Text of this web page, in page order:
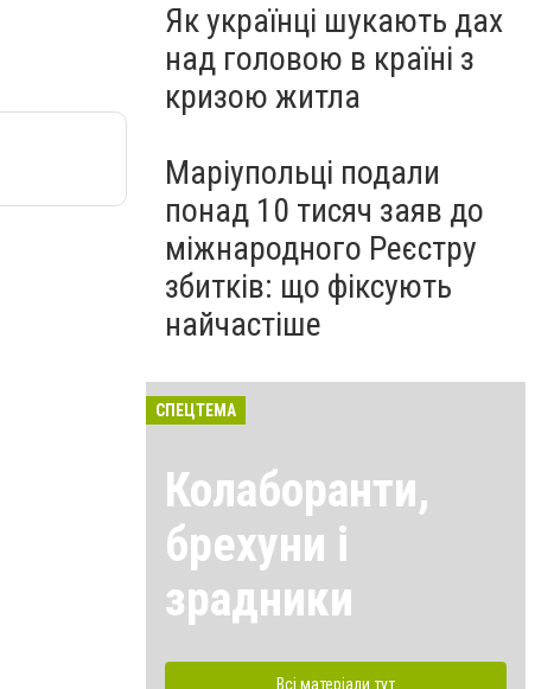
Як українці шукають дах
над головою в країні з
кризою житла
Маріупольці подали
понад 10 тисяч заяв до
міжнародного Реєстру
збитків: що фіксують
найчастіше
СПЕЦТЕМА
Колаборанти,
брехуни і
зрадники
Всі матеріали тут